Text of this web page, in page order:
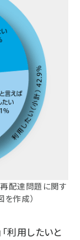
配達問題に関す
作成）
利用したいと